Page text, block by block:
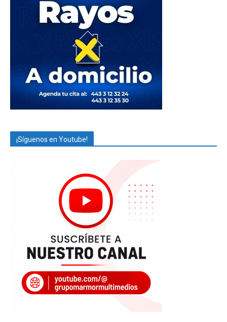
¡Síguenos en Youtube!